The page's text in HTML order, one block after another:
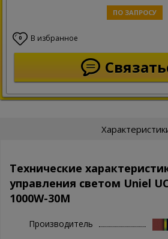
ПО ЗАПРОСУ
0 В избранное
Технические
управления светом Uniel
1000W-30M
Производитель